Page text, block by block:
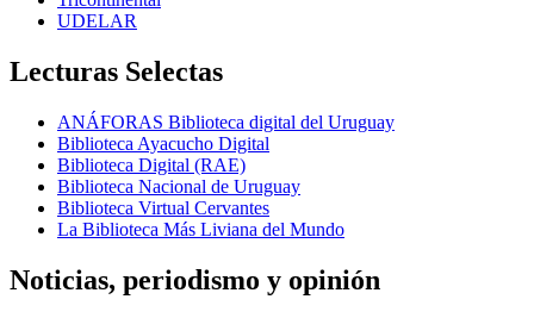
UDELAR
Lecturas Selectas
ANÁFORAS Biblioteca digital del Uruguay
Biblioteca Ayacucho Digital
Biblioteca Digital (RAE)
Biblioteca Nacional de Uruguay
Biblioteca Virtual Cervantes
La Biblioteca Más Liviana del Mundo
Noticias, periodismo y opinión